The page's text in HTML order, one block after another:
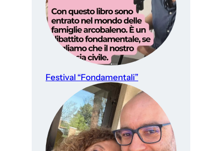
Festival “Fondamentali”